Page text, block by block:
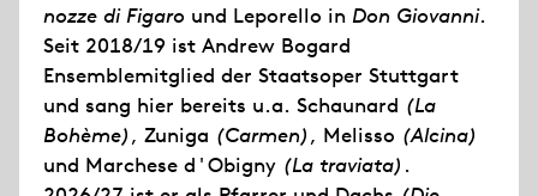
nozze di Figaro und Leporello in Don Giovanni.
Seit 2018/19 ist Andrew Bogard
Ensemblemitglied der Staatsoper Stuttgart
und sang hier bereits u.a. Schaunard (La
Bohème), Zuniga (Carmen), Melisso (Alcina)
und Marchese d'Obigny (La traviata) .